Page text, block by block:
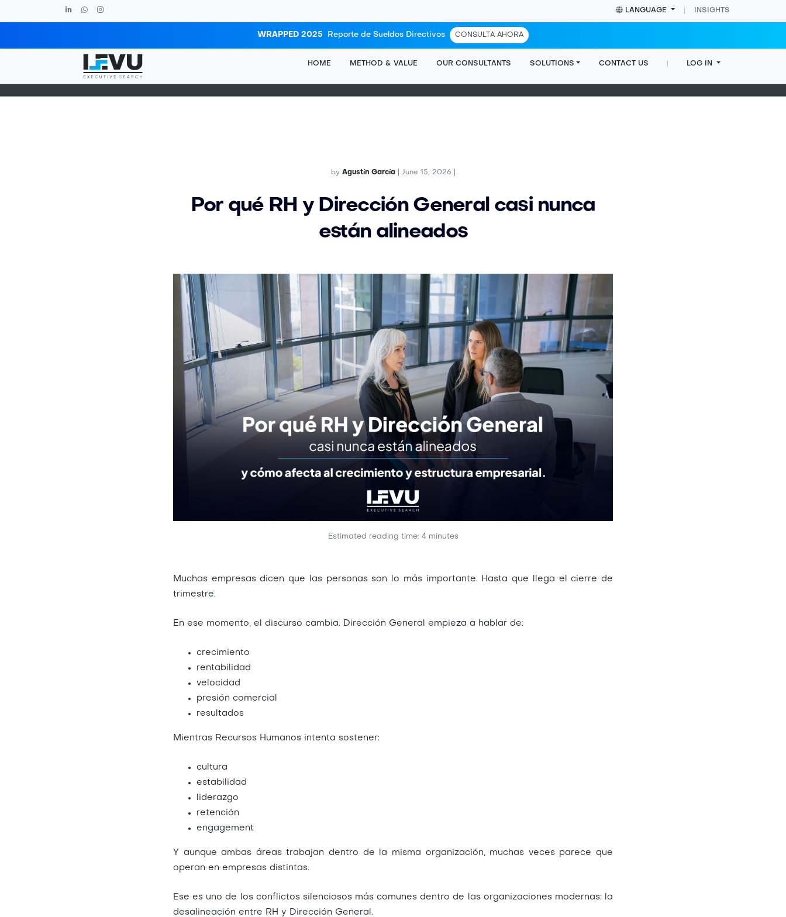
LANGUAGE INSIGHTS
WRAPPED 2025 Reporte de Sueldos Directivos CONSULTA AHORA
HOME METHOD & VALUE OUR CONSULTANTS SOLUTIONS CONTACT US LOG IN
Blog post
by Agustín García| June 15, 2026 |
Por qué RH y Dirección General casi nunca
están alineados
Estimated reading time: 4 minutes
Muchas empresas dicen que las personas son lo más importante. Hasta que llega el cierre de
trimestre.
En ese momento, el discurso cambia. Dirección General empieza a hablar de:
crecimiento
rentabilidad
velocidad
presión comercial
resultados
Mientras Recursos Humanos intenta sostener:
cultura
estabilidad
liderazgo
retención
engagement
Y aunque ambas áreas trabajan dentro de la misma organización, muchas veces parece que
operan en empresas distintas.
Ese es uno de los conflictos silenciosos más comunes dentro de las organizaciones modernas: la
desalineación entre RH y Dirección General.